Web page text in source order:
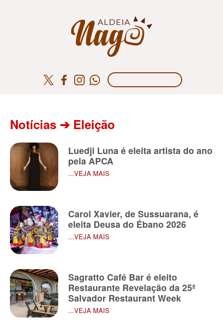
Notícias ➔ Eleição
Luedji Luna é eleita artista do ano
pela APCA
...VEJA MAIS
Carol Xavier, de Sussuarana, é
eleita Deusa do Ébano 2026
...VEJA MAIS
Sagratto Café Bar é eleito
Restaurante Revelação da 25ª
Salvador Restaurant Week
...VEJA MAIS